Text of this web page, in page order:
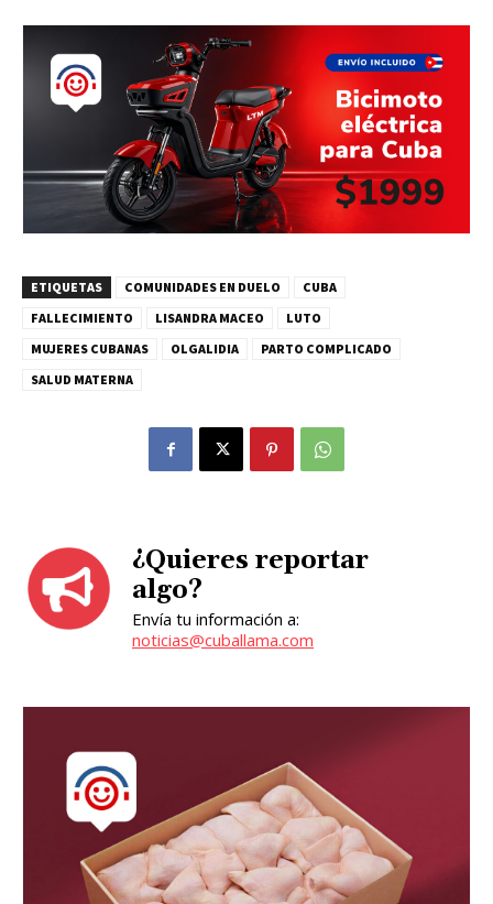
ETIQUETAS COMUNIDADES EN DUELO
CUBA
FALLECIMIENTO
LISANDRA MACEO
LUTO
MUJERES CUBANAS
OLGALIDIA
PARTO COMPLICADO
SALUD MATERNA
¿Quieres reportar
algo?
Envía tu información a:
noticias@cuballama.com